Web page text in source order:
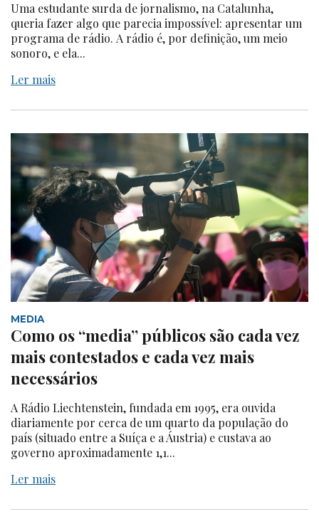
Uma estudante surda de jornalismo, na Catalunha,
queria fazer algo que parecia impossível: apresentar um
programa de rádio. A rádio é, por definição, um meio
sonoro, e ela...
Ler mais
MEDIA
Como os “media” públicos são cada vez
mais contestados e cada vez mais
necessários
A Rádio Liechtenstein, fundada em 1995, era ouvida
diariamente por cerca de um quarto da população do
país (situado entre a Suíça e a Áustria) e custava ao
governo aproximadamente 1,1...
Ler mais